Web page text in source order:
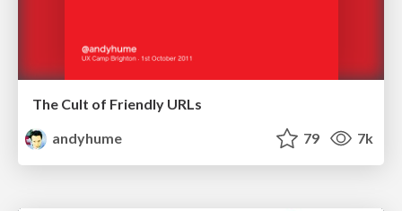
The Cult of Friendly URLs
andyhume
79 7k